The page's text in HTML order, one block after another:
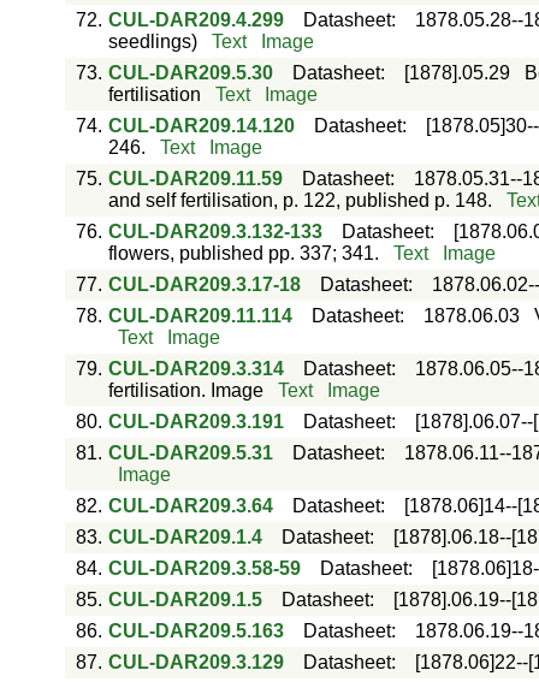
72. CUL-DAR209.4.299 Datasheet:
1878.05.28--
seedlings)
Text
Image
73. CUL-DAR209.5.30 Datasheet: [1878].05.29
fertilisation
Text
Image
74. CUL-DAR209.14.120 Datasheet:
246.
Text
Image
75. CUL-DAR209.11.59 Datasheet:
1878.05.31--
and self fertilisation, p. 122, published p. 148.
76. CUL-DAR209.3.132-133 Datasheet:
flowers, published pp. 337; 341.
Text
Image
77. CUL-DAR209.3.17-18 Datasheet:
78. CUL-DAR209.11.114 Datasheet: 1878.06.03
Text
Image
79. CUL-DAR209.3.314 Datasheet:
1878.06.05--
fertilisation. Image
Text
Image
80. CUL-DAR209.3.191 Datasheet:
81. CUL-DAR209.5.31 Datasheet:
1878.06.11--
Image
82. CUL-DAR209.3.64 Datasheet:
[1878.06]14--
83. CUL-DAR209.1.4 Datasheet:
[1878].06.18--
84. CUL-DAR209.3.58-59 Datasheet:
85. CUL-DAR209.1.5 Datasheet:
[1878].06.19--
86. CUL-DAR209.5.163 Datasheet:
1878.06.19--
87. CUL-DAR209.3.129 Datasheet: [1878.06]22--